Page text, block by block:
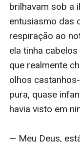
brilhavam sob a
entusiasmo das
respiração ao
ela tinha
que realmente
olhos
pura, quase
havia visto em
— Meu Deus,